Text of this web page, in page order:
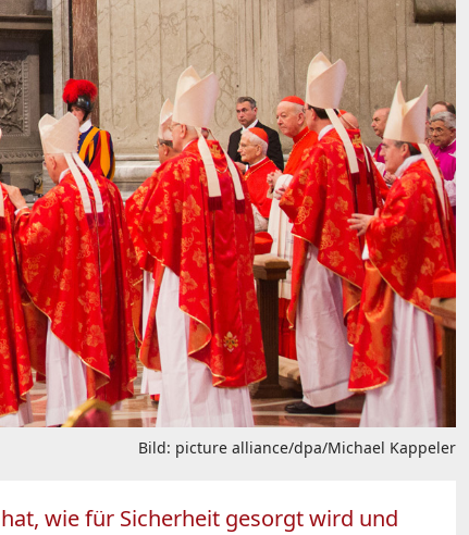
Bild: picture alliance/dpa/Michael Kappeler
wie für Sicherheit gesorgt wird und